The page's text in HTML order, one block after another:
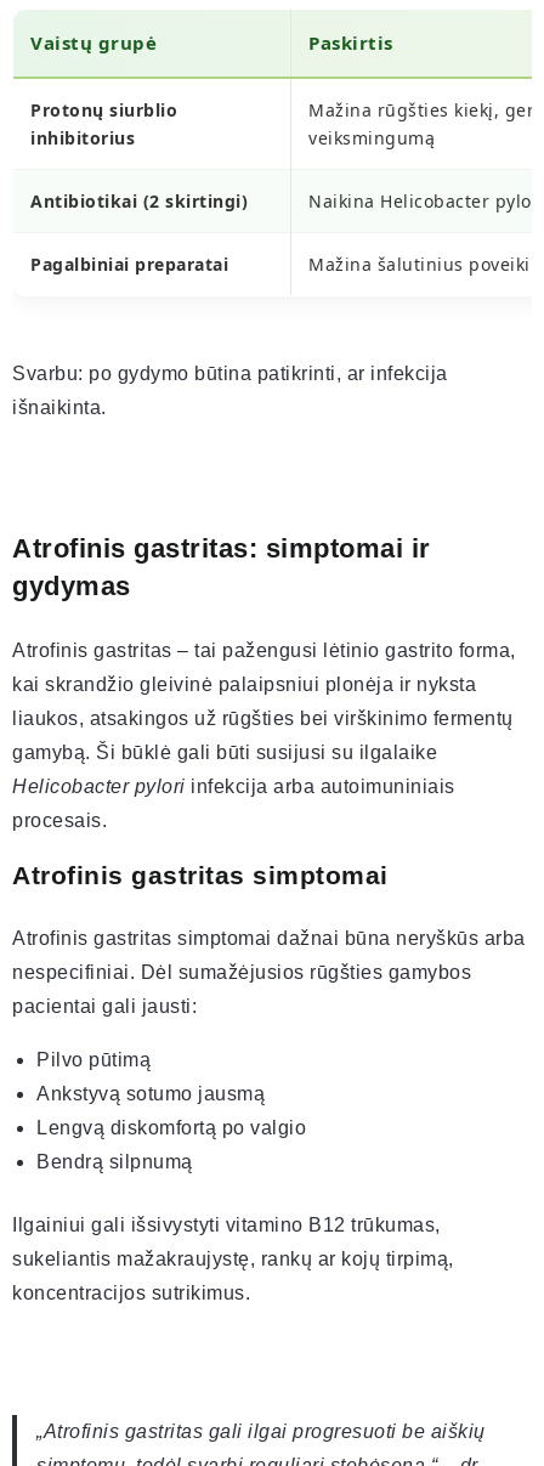
Vaistų grupė Paskirtis
Protonų siurblio
inhibitorius
Mažina rūgšties kiekį,
veiksmingumą
Antibiotikai (2 skirtingi) Naikina Helicobacter pylori
Pagalbiniai preparatai Mažina šalutinius
Svarbu: po gydymo būtina patikrinti, ar infekcija
išnaikinta.
Atrofinis gastritas: simptomai ir
gydymas
Atrofinis gastritas – tai pažengusi lėtinio gastrito forma,
kai skrandžio gleivinė palaipsniui plonėja ir nyksta
liaukos, atsakingos už rūgšties bei virškinimo fermentų
gamybą. Ši būklė gali būti susijusi su ilgalaike
Helicobacter pylori infekcija arba autoimuniniais
procesais.
Atrofinis gastritas simptomai
Atrofinis gastritas simptomai dažnai būna neryškūs arba
nespecifiniai. Dėl sumažėjusios rūgšties gamybos
pacientai gali jausti:
Pilvo pūtimą
Ankstyvą sotumo jausmą
Lengvą diskomfortą po valgio
Bendrą silpnumą
Ilgainiui gali išsivystyti vitamino B12 trūkumas,
sukeliantis mažakraujystę, rankų ar kojų tirpimą,
koncentracijos sutrikimus.
„Atrofinis gastritas gali ilgai progresuoti be aiškių